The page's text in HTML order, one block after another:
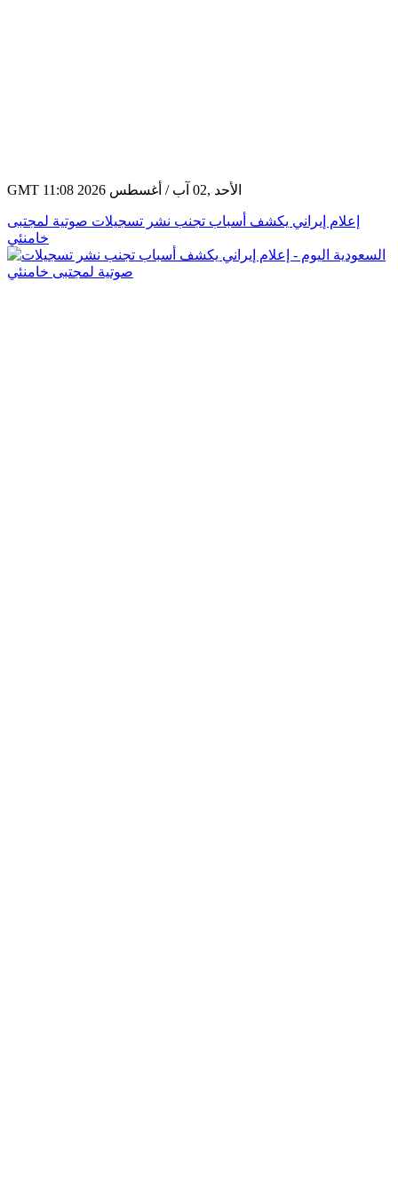
GMT 11:08 2026 الأحد ,02 آب / أغسطس
إعلام إيراني يكشف أسباب تجنب نشر تسجيلات صوتية لمجتبى
خامنئي